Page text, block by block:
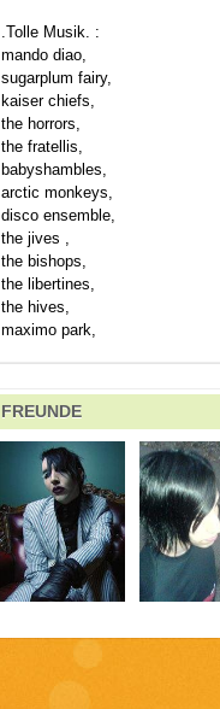
.Tolle Musik. :
mando diao,
sugarplum fairy,
kaiser chiefs,
the horrors,
the fratellis,
babyshambles,
arctic monkeys,
disco ensemble,
the jives ,
the bishops,
the libertines,
the hives,
maximo park,
FREUNDE